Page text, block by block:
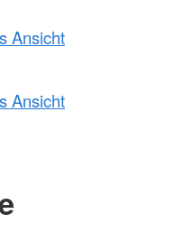
Ansicht
Ansicht